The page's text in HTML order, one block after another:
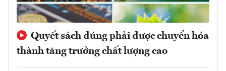
Quyết sách đúng phải được chuyển hóa
thành tăng trưởng chất lượng cao